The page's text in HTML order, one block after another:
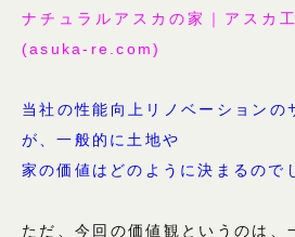
ナチュラルアスカの家｜アスカ
(asuka-re.com)
当社の性能向上リノベーションの
が、一般的に土地や
家の価値はどのように決まるので
ただ、今回の価値観というのは、